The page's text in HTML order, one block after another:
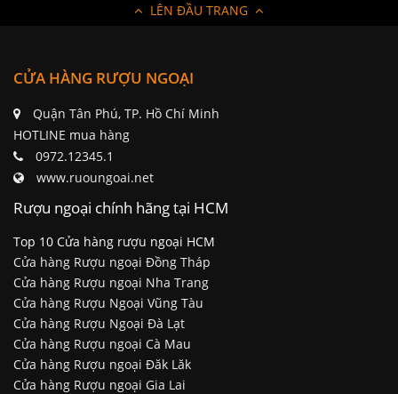
LÊN ĐẦU TRANG
CỬA HÀNG RƯỢU NGOẠI
Quận Tân Phú, TP. Hồ Chí Minh
HOTLINE mua hàng
0972.12345.1
www.ruoungoai.net
Rượu ngoại chính hãng tại HCM
Top 10 Cửa hàng rượu ngoại HCM
Cửa hàng Rượu ngoại Đồng Tháp
Cửa hàng Rượu ngoại Nha Trang
Cửa hàng Rượu Ngoại Vũng Tàu
Cửa hàng Rượu Ngoại Đà Lạt
Cửa hàng Rượu ngoại Cà Mau
Cửa hàng Rượu ngoại Đăk Lăk
Cửa hàng Rượu ngoại Gia Lai